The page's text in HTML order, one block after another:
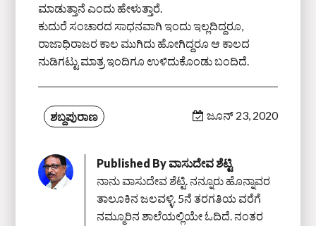
ಮಾಡುತ್ತಾನೆ ಎಂದು ಹೇಳುತ್ತಾರೆ.
ಕುದುರೆ ಸಂಚಾರದ ಸಾಧನವಾಗಿ ಇಂದು ಇಲ್ಲದಿದ್ದರೂ,
ರಾಜಾಧಿರಾಜರ ಕಾಲ ಮುಗಿದು ಹೋಗಿದ್ದರೂ ಆ ಕಾಲದ
ನುಡಿಗಟ್ಟು ಮಾತ್ರ ಇಂದಿಗೂ ಉಳಿದುಕೊಂಡು ಬಂದಿದೆ.
ಶಬ್ದಪುರಾಣ ಜೂನ್ 23, 2020
Published By ವಾಸುದೇವ ಶೆಟ್ಟಿ
ನಾನು ವಾಸುದೇವ ಶೆಟ್ಟಿ. ನನ್ನೂರು ಹೊನ್ನಾವರ
ತಾಲೂಕಿನ ಜಲವಳ್ಳಿ. 5ನೆ ತರಗತಿಯ ವರೆಗೆ
ನಮ್ಮೂರಿನ ಶಾಲೆಯಲ್ಲಿಯೇ ಓದಿದೆ. ನಂತರ